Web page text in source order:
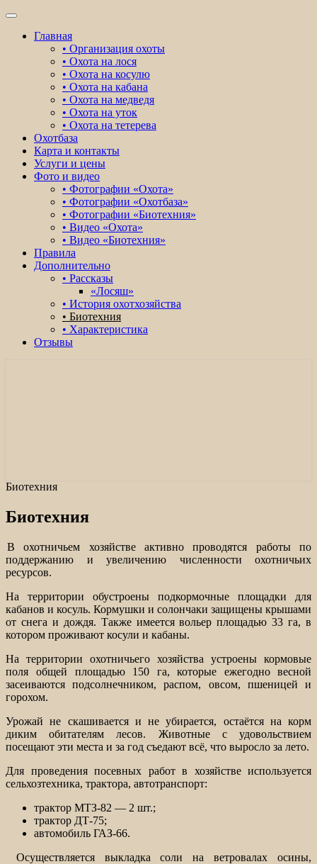
Toggle
navigationГлавная
• Организация охоты
• Охота на лося
• Охота на косулю
• Охота на кабана
• Охота на медведя
• Охота на уток
• Охота на тетерева
Охотбаза
Карта и контакты
Услуги и цены
Фото и видео
• Фотографии «Охота»
• Фотографии «Охотбаза»
• Фотографии «Биотехния»
• Видео «Охота»
• Видео «Биотехния»
Правила
Дополнительно
• Рассказы
«Лосяш»
• История охотхозяйства
• Биотехния
• Характеристика
Отзывы
Биотехния
Биотехния
В охотничьем хозяйстве активно проводятся работы по
поддержанию и увеличению численности охотничьих
ресурсов.
На территории обустроены подкормочные площадки для
кабанов и косуль. Кормушки и солончаки защищены крышами
от снега и дождя. Также имеется вольер площадью 33 га, в
котором проживают косули и кабаны.
На территории охотничьего хозяйства устроены кормовые
поля общей площадью 150 га, которые ежегодно весной
засеиваются подсолнечником, распом, овсом, пшеницей и
горохом.
Урожай не скашивается и не убирается, остаётся на корм
диким обитателям лесов. Животные с удовольствием
посещают эти места и за год съедают всё, что выросло за лето.
Для проведения посевных работ в хозяйстве используется
сельхозтехника, трактора, автотранспорт:
трактор МТЗ-82 — 2 шт.;
трактор ДТ-75;
автомобиль ГАЗ-66.
Осуществляется выкладка соли на ветровалах осины,